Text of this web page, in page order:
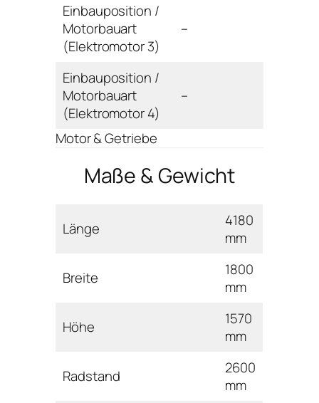
Einbauposition /
Motorbauart
(Elektromotor 3)
–
Einbauposition /
Motorbauart
(Elektromotor 4)
–
Motor & Getriebe
Maße & Gewicht
Länge
4180
mm
Breite
1800
mm
Höhe
1570
mm
Radstand
2600
mm